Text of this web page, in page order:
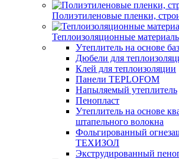
Полиэтиленовые пленки,
Теплоизоляционные
Утеплитель на основе
Дюбели для
Клей для теплоизоляции
Панели TEPLOFOM
Напыляемый утеплитель
Пенопласт
Утеплитель на основе
штапельного волокна
Фольгированный
ТЕХИЗОЛ
Экструдированный